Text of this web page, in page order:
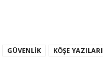
GÜVENLIK KÖŞE YAZILARI